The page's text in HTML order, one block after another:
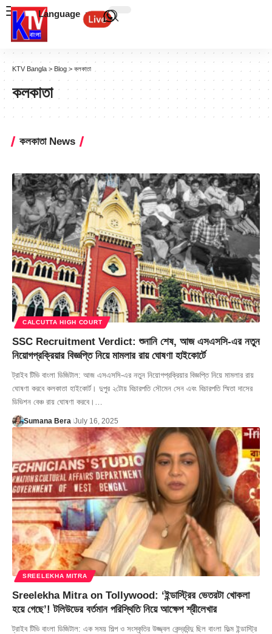
Language
KTV Bangla > Blog > কলকাতা
কলকাতা
কলকাতা News
CALCUTTA HIGH COURT
SSC Recruitment Verdict: শুনানি শেষ, আজ এসএসসি-এর নতুন
নিয়োগপ্রক্রিয়ার বিজ্ঞপ্তি নিয়ে মামলার রায় ঘোষণা হাইকোর্টে
ট্রাইব টিভি বাংলা ডিজিটাল: আজ এসএসসি-এর নতুন নিয়োগপ্রক্রিয়ার বিজ্ঞপ্তি নিয়ে মামলার রায়
ঘোষণা করবে কলকাতা হাইকোর্ট। দুপুর ২টোয় বিচারপতি সৌমেন সেন এবং বিচারপতি স্মিতা দাসের
ডিভিশন বেঞ্চ রায় ঘোষণা করবে।…
Sumana Bera July 16, 2025
SREELEKHA MITRA
Sreelekha Mitra on Tollywood: ‘ইন্ডাস্ট্রির ভেতরটা খোকলা
হয়ে গেছে’! টলিউডের বর্তমান পরিস্থিতি নিয়ে আক্ষেপ শ্রীলেখার
ট্রাইব টিভি বাংলা ডিজিটাল: এক সময় শিল্প ও সংস্কৃতির উজ্জ্বল কেন্দ্রবিন্দু ছিল বাংলা ফিল্ম ইন্ডাস্ট্রি